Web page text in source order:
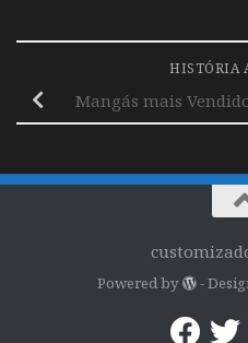
HISTÓRIA
Mangás mais
Powered by -